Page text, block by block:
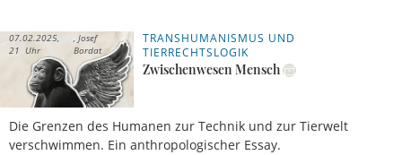
TRANSHUMANISMUS UND
TIERRECHTSLOGIK
Zwischenwesen Mensch
Die Grenzen des Humanen zur Technik und zur Tierwelt
verschwimmen. Ein anthropologischer Essay.
07.02.2025,
21 Uhr
Josef
Bordat